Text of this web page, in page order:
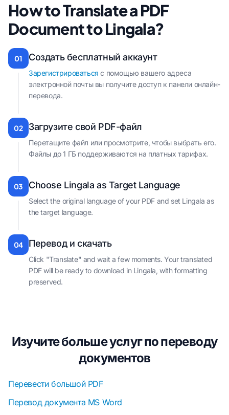
How to Translate a PDF
Document to Lingala?
01 Создать бесплатный аккаунт
Зарегистрироваться с помощью вашего адреса
электронной почты вы получите доступ к панели онлайн-
перевода.
02 Загрузите свой PDF-файл
Перетащите файл или просмотрите, чтобы выбрать его.
Файлы до 1 ГБ поддерживаются на платных тарифах.
03 Choose Lingala as Target Language
Select the original language of your PDF and set Lingala as
the target language.
04 Перевод и скачать
Click "Translate" and wait a few moments. Your translated
PDF will be ready to download in Lingala, with formatting
preserved.
Изучите больше услуг по переводу
документов
Перевести большой PDF
Перевод документа MS Word